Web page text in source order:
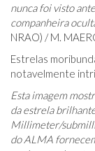
nunca foi visto
companheira
NRAO) / M.
Estrelas
notavelmente
Esta imagem
da estrela
Millimeter/
do ALMA